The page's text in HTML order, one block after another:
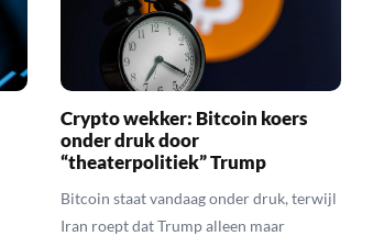
Crypto wekker: Bitcoin koers
onder druk door
“theaterpolitiek” Trump
Bitcoin staat vandaag onder druk, terwijl
Iran roept dat Trump alleen maar